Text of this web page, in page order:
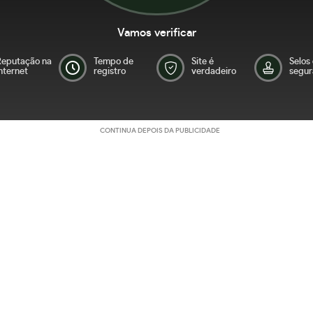
Vamos verificar
na
Tempo de
registro
Site é
verdadeiro
Selos
CONTINUA DEPOIS DA PUBLICIDADE